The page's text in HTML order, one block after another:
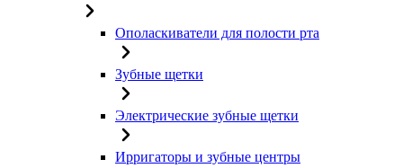
Ополаскиватели для полости рта
Зубные щетки
Электрические зубные щетки
Ирригаторы и зубные центры